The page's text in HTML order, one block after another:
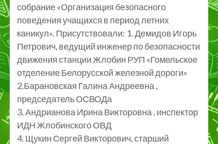
собрание «Организация безопасного
поведения учащихся в период летних
каникул». Присутствовали: 1. Демидов Игорь
Петрович, ведущий инженер по безопасности
движения станции Жлобин РУП «Гомельское
отделение Белорусской железной дороги»
2.Барановская Галина Андреевна ,
председатель ОСВОДа
3. Андрианова Ирина Викторовна , инспектор
ИДН Жлобинского ОВД
4. Щукин Сергей Викторович, старший